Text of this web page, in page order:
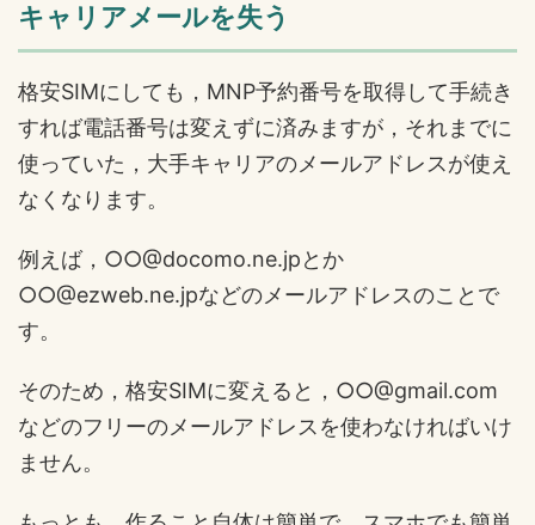
キャリアメールを失う
格安SIMにしても，MNP予約番号を取得して手続き
すれば電話番号は変えずに済みますが，それまでに
使っていた，大手キャリアのメールアドレスが使え
なくなります。
例えば，○○@docomo.ne.jpとか
○○@ezweb.ne.jpなどのメールアドレスのことで
す。
そのため，格安SIMに変えると，○○@gmail.com
などのフリーのメールアドレスを使わなければいけ
ません。